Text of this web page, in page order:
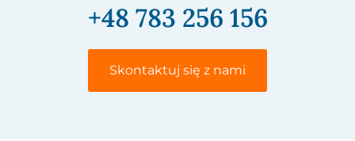
+48 783 256 156
Skontaktuj się z nami